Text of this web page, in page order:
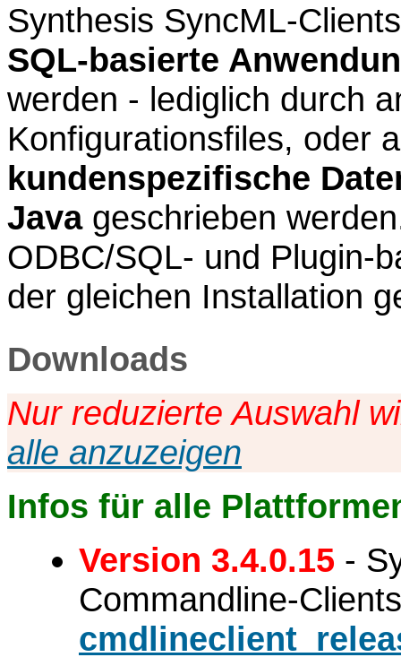
Synthesis SyncML-
SQL-basierte
werden - lediglich durch
Konfigurationsfiles, oder
kundenspezifische
Javageschrieben
ODBC/SQL- und Plugin-
der gleichen Installation
Downloads
Nur reduzierte Auswahl
alle anzuzeigen
Infos für alle
Version 3.4.0.15 -
Commandline-